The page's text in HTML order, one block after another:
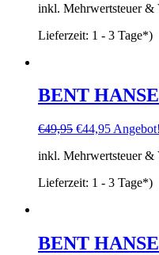
war:
ist:
inkl. Mehrwertsteuer &
Lieferzeit: 1 - 3 Tage*)
BENT
€49,95 Ursprünglicher
war:
€44,95Aktueller
ist:
Angebot!
inkl. Mehrwertsteuer &
Lieferzeit: 1 - 3 Tage*)
BENT